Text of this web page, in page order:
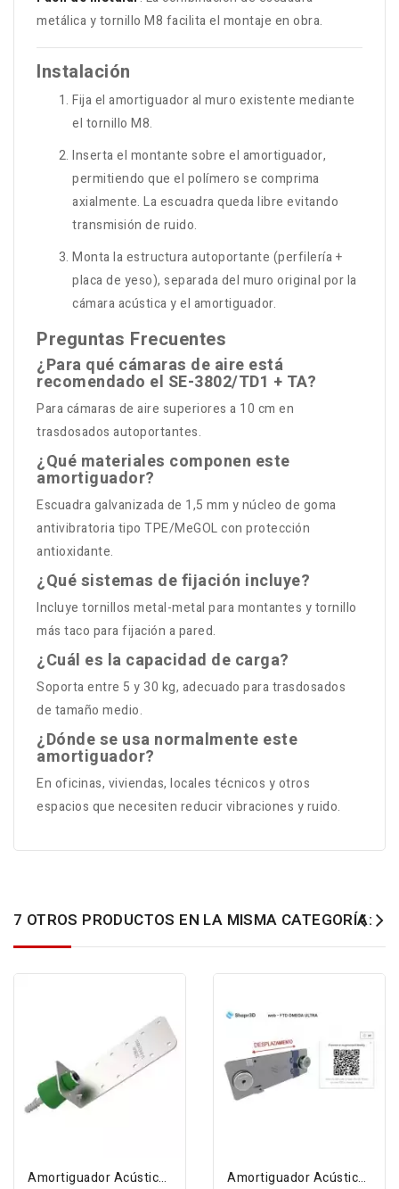
metálica y tornillo M8 facilita el montaje en obra.
Instalación
Fija el amortiguador al muro existente mediante
el tornillo M8.
Inserta el montante sobre el amortiguador,
permitiendo que el polímero se comprima
axialmente. La escuadra queda libre evitando
transmisión de ruido.
Monta la estructura autoportante (perfilería +
placa de yeso), separada del muro original por la
cámara acústica y el amortiguador.
Preguntas Frecuentes
¿Para qué cámaras de aire está
recomendado el SE-3802/TD1 + TA?
Para cámaras de aire superiores a 10 cm en
trasdosados autoportantes.
¿Qué materiales componen este
amortiguador?
Escuadra galvanizada de 1,5 mm y núcleo de goma
antivibratoria tipo TPE/MeGOL con protección
antioxidante.
¿Qué sistemas de fijación incluye?
Incluye tornillos metal-metal para montantes y tornillo
más taco para fijación a pared.
¿Cuál es la capacidad de carga?
Soporta entre 5 y 30 kg, adecuado para trasdosados
de tamaño medio.
¿Dónde se usa normalmente este
amortiguador?
En oficinas, viviendas, locales técnicos y otros
espacios que necesiten reducir vibraciones y ruido.
7 OTROS PRODUCTOS EN LA MISMA CATEGORÍA:
Amortiguador Acústico SE-3801/TD1 +... Amortiguador Acústico Trasdosado...